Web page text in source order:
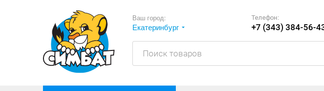
Ваш город:
Екатеринбург
Телефон:
+7 (343) 384-56-